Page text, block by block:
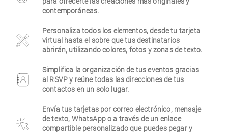
contemporáneas.
Personaliza todos los elementos, desde tu tarjeta
virtual hasta el sobre que tus destinatarios
abrirán, utilizando colores, fotos y zonas de texto.
Simplifica la organización de tus eventos gracias
al RSVP y reúne todas las direcciones de tus
contactos en un solo lugar.
Envía tus tarjetas por correo electrónico, mensaje
de texto, WhatsApp o a través de un enlace
compartible personalizado que puedes pegar y